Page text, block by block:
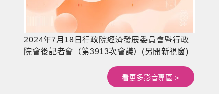
2024年7月18日行政院經濟發展委員會暨行政
院會後記者會（第3913次會議）(另開新視窗)
看更多影音專區 >